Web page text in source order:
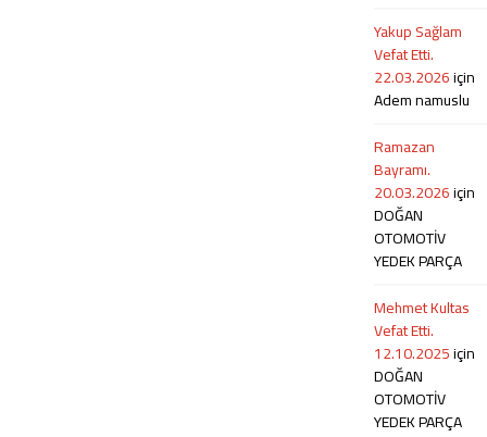
Yakup Sağlam
Vefat Etti.
22.03.2026için
Adem namuslu
Ramazan
Bayramı.
20.03.2026için
DOĞAN
OTOMOTİV
YEDEK PARÇA
Mehmet Kultas
Vefat Etti.
12.10.2025için
DOĞAN
OTOMOTİV
YEDEK PARÇA